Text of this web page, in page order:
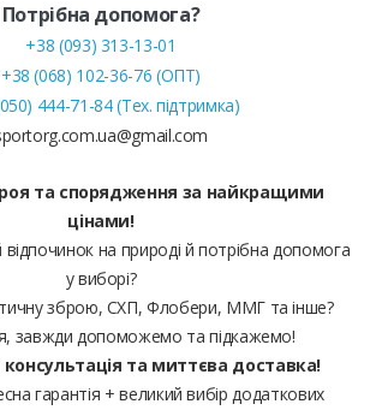
Потрібна допомога?
+38 (093) 313-13-01
+38 (068) 102-36-76 (ОПТ)
444-71-84 (Тех. підтримка)
та спорядження за найкращими
цінами!
на природі й потрібна допомога
у виборі?
зброю, СХП, Флобери, ММГ та інше?
завжди допоможемо та підкажемо!
та миттєва доставка!
гарантія + великий вибір додаткових